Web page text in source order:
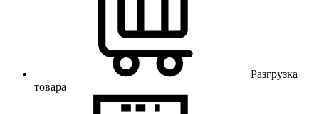
Разгрузка
товара